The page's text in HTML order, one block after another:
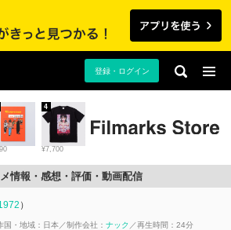
登録・ログイン
¥7,700
4
情報・感想・評価・動画配信
）
国・地域： 日本 制作会社： ナック 再生時間：24分